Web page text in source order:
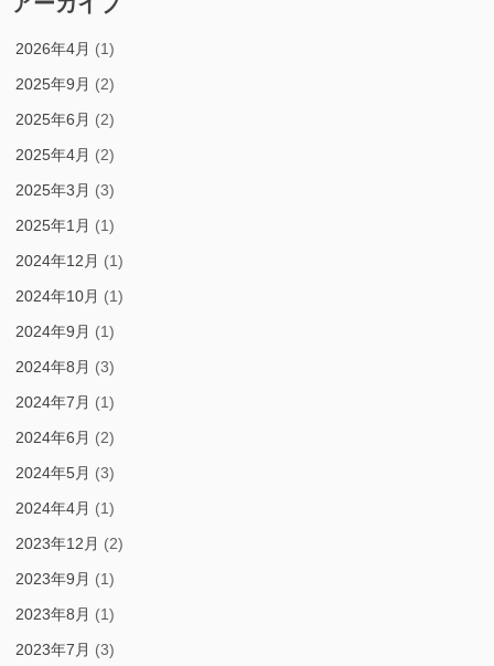
2026年4月 (1)
2025年9月 (2)
2025年6月 (2)
2025年4月 (2)
2025年3月 (3)
2025年1月 (1)
2024年12月 (1)
2024年10月 (1)
2024年9月 (1)
2024年8月 (3)
2024年7月 (1)
2024年6月 (2)
2024年5月 (3)
2024年4月 (1)
2023年12月 (2)
2023年9月 (1)
2023年8月 (1)
2023年7月 (3)